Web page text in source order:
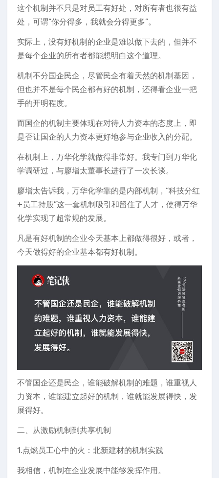
这个机制并不只是对员工有好处，对所有者也很有益
处，可谓“你分得多，我就会分得更多”。
实际上，没有好机制的企业是难以做下去的，但并不
是每个企业的所有者都能想明白这个道理。
机制不分国企民企，尽管民企有着天然的机制基因，
但也并不是每个民企都有好的机制，还得看企业一把
手的开明程度。
而国企的机制主要体现在对待人力资本的态度上，即
是否让国企的人力资本更好地参与企业收入的分配。
在机制上，万华化学就做得非常好。我专门到万华化
学调研过，与廖增太董事长进行了一次长谈。
廖增太告诉我，万华化学靠的是内部机制，“科技分红
+员工持股”这一套机制吸引和留住了人才，使得万华
化学实现了超常规的发展。
凡是有好机制的企业今天基本上都做得很好，或者，
今天做得好的企业基本都有好机制。
不管国企还是民企，谁能破解机制的难题，谁重视人
力资本，谁能建立起好的机制，谁就能发展得快，发
展得好。
二、从激励机制到共享机制
1.点燃员工心中的火：北新建材的机制实践
我相信，机制在企业发展中能够发挥作用。